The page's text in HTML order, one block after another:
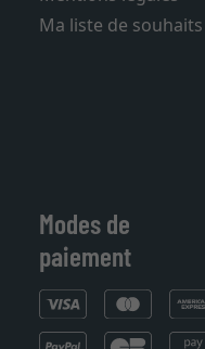
Mentions légales
Modes de
paiement